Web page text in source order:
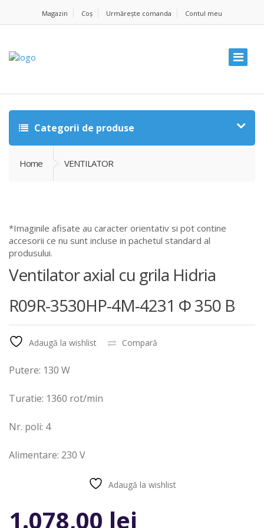
Magazin Coș Urmărește comanda Contul meu
Categorii de produse
Home VENTILATOR
*Imaginile afisate au caracter orientativ si pot contine
accesorii ce nu sunt incluse in pachetul standard al
produsului.
Ventilator axial cu grila Hidria
R09R-3530HP-4M-4231 Φ 350 B
Adaugă la wishlist Compară
Putere: 130 W
Turatie: 1360 rot/min
Nr. poli: 4
Alimentare: 230 V
Adaugă la wishlist
1.078,00 lei